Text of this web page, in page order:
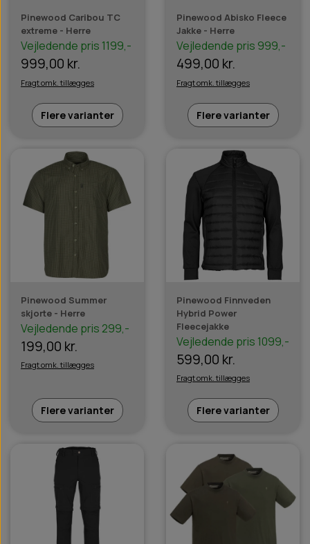
Pinewood Caribou TC
extreme - Herre
Vejledende pris 1199,-
999,00 kr.
Fragt omk. tillægges
Flere varianter
Pinewood Abisko Fleece
Jakke - Herre
Vejledende pris 999,-
499,00 kr.
Fragt omk. tillægges
Flere varianter
Pinewood Summer
skjorte - Herre
Vejledende pris 299,-
199,00 kr.
Fragt omk. tillægges
Flere varianter
Pinewood Finnveden
Hybrid Power
Fleecejakke
Vejledende pris 1099,-
599,00 kr.
Fragt omk. tillægges
Flere varianter